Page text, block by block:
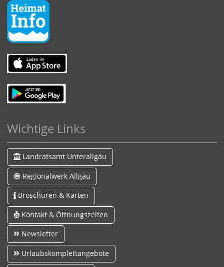
Wichtige Links
Landratsamt Unterallgäu
Regionalwerk Allgäu
Broschüren & Karten
Kontakt & Öffnungszeiten
Newsletter
Urlaubskomplettangebote